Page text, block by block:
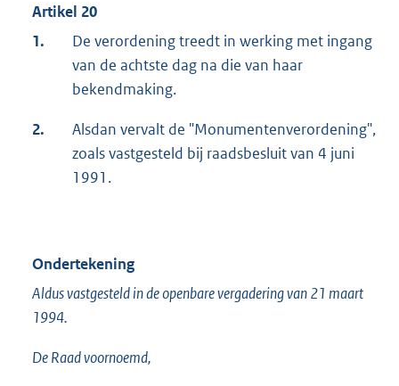
Artikel 20
1.
De verordening treedt in werking met ingang
van de achtste dag na die van haar
bekendmaking.
2.
Alsdan vervalt de "Monumentenverordening",
zoals vastgesteld bij raadsbesluit van 4 juni
1991.
Ondertekening
Aldus vastgesteld in de openbare vergadering van 21 maart
1994.
De Raad voornoemd,